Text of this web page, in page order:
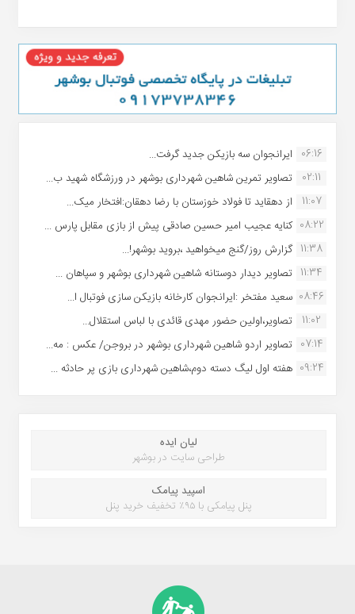
06:16 ایرانجوان سه بازیکن جدید گرفت...
02:11
تصاویر تمرین شاهین شهردارى بوشهر در ورزشگاه شهید ب...
11:07
از دهقاید تا فولاد خوزستان با رضا دهقان:افتخار میک...
08:22 کنایه عجیب امیر حسین صادقی پیش از بازی مقابل پارس ...
11:38 گزارش روز/گنج میخواهید ،بروید بوشهر!...
11:34 تصاویر دیدار دوستانه شاهین شهردارى بوشهر و سپاهان ...
08:46 سعید مفتخر :ایرانجوان کارخانه بازیکن سازی فوتبال ا...
11:02
تصاویر،اولین حضور مهدی قائدی با لباس استقلال...
07:14 تصاویر اردو شاهین شهرداری بوشهر در بروجن/ عکس : مه...
09:24 هفته اول لیگ دسته دوم،شاهین شهرداری بازی پر حادثه ...
لیان ایده
طراحی سایت در بوشهر
اسپید پیامک
پنل پیامکی با ۹۵٪ تخفیف خرید پنل